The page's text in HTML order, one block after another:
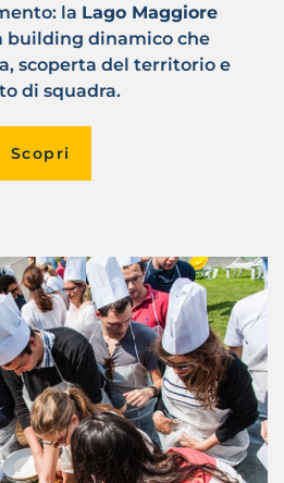
la Lago Maggiore
building dinamico che
scoperta del territorio e
di squadra.
Scopri